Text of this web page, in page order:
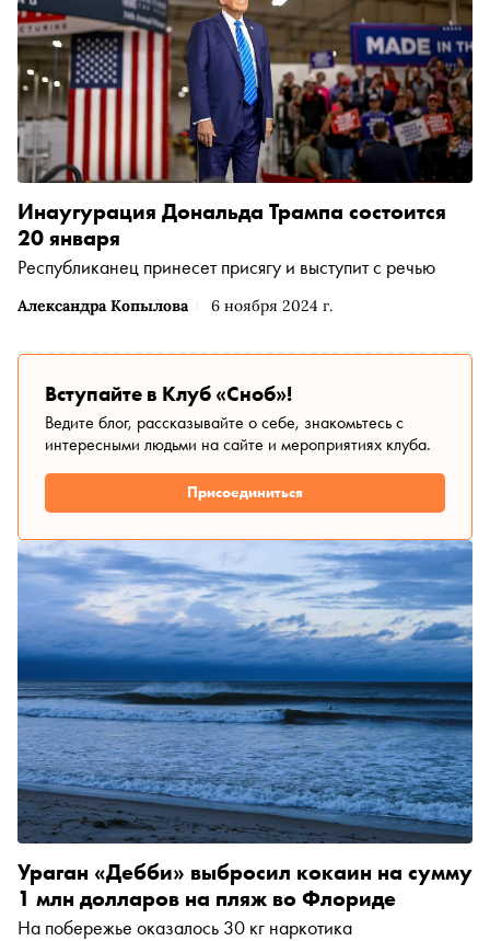
Александра Копылова 6 ноября 2024 г.
Инаугурация Дональда Трампа состоится
20 января
Республиканец принесет присягу и выступит с речью
Вступайте в Клуб «Сноб»!
Ведите блог, рассказывайте о себе, знакомьтесь с
интересными людьми на сайте и мероприятиях клуба.
Присоединиться
Ураган «Дебби» выбросил кокаин на сумму
1 млн долларов на пляж во Флориде
На побережье оказалось 30 кг наркотика